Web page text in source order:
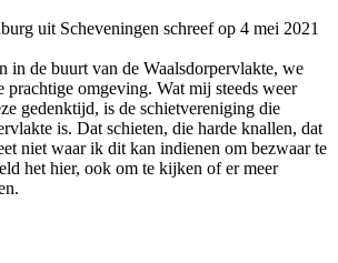
uit Scheveningen schreef op 4 mei 2021
in de buurt van de Waalsdorpervlakte, we
prachtige omgeving. Wat mij steeds weer
gedenktijd, is de schietvereniging die
is. Dat schieten, die harde knallen, dat
niet waar ik dit kan indienen om bezwaar te
het hier, ook om te kijken of er meer